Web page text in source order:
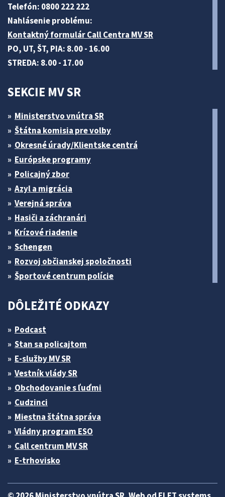
Telefón: 0800 222 222
Nahlásenie problému:
Kontaktný formulár Call Centra MV SR
PO, UT, ŠT, PIA: 8.00 - 16.00
STREDA: 8.00 - 17.00
SEKCIE MV SR
Ministerstvo vnútra SR
Štátna komisia pre volby
Okresné úrady/Klientske centrá
Európske programy
Policajný zbor
Azyl a migrácia
Verejná správa
Hasiči a záchranári
Krízové riadenie
Schengen
Rozvoj občianskej spoločnosti
Športové centrum polície
DÔLEŽITÉ ODKAZY
Podcast
Stan sa policajtom
E-služby MV SR
Vestník vlády SR
Obchodovanie s ľuďmi
Cudzinci
Miestna štátna správa
Vládny program ESO
Call centrum MV SR
E-trhovisko